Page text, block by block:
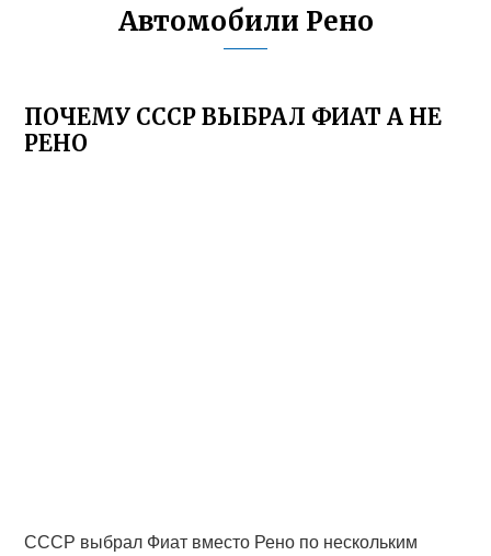
Автомобили Рено
ПОЧЕМУ СССР ВЫБРАЛ ФИАТ А НЕ
РЕНО
СССР выбрал Фиат вместо Рено по нескольким